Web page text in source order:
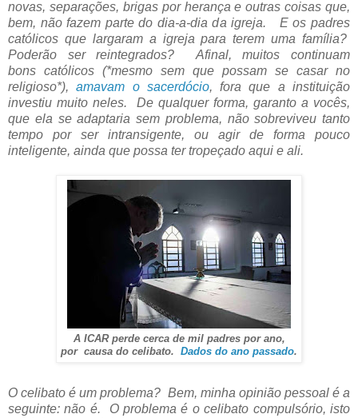
novas, separações, brigas por herança e outras coisas que,
bem, não fazem parte do dia-a-dia da igreja. E os padres
católicos que largaram a igreja para terem uma família?
Poderão ser reintegrados? Afinal, muitos continuam
bons católicos (*mesmo sem que possam se casar no
religioso*),amavam o sacerdócio, fora que a instituição
investiu muito neles. De qualquer forma, garanto a vocês,
que ela se adaptaria sem problema, não sobreviveu tanto
tempo por ser intransigente, ou agir de forma pouco
inteligente, ainda que possa ter tropeçado aqui e ali.
A ICAR perde cerca de mil padres por ano,
por causa do celibato. Dados do ano passado.
O celibato é um problema? Bem, minha opinião pessoal é a
seguinte: não é. O problema é o celibato compulsório, isto